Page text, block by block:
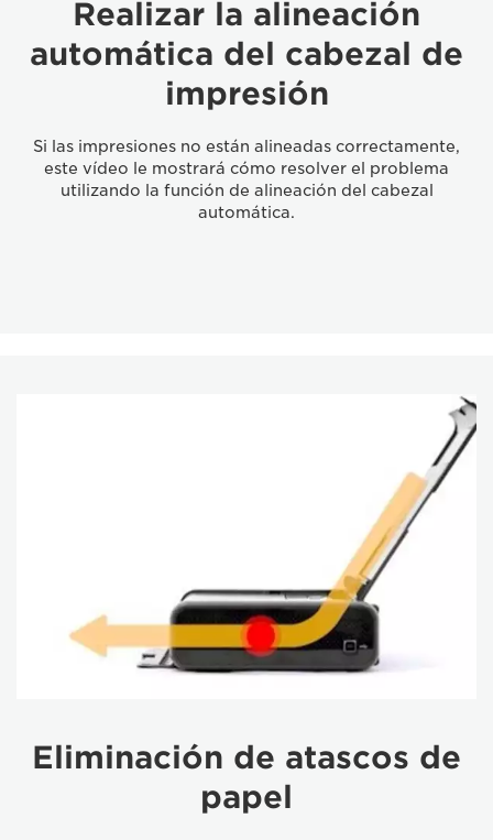
Realizar la alineación
automática del cabezal de
impresión
Si las impresiones no están alineadas correctamente,
este vídeo le mostrará cómo resolver el problema
utilizando la función de alineación del cabezal
automática.
Eliminación de atascos de
papel